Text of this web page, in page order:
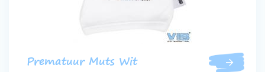
Prematuur Muts Wit